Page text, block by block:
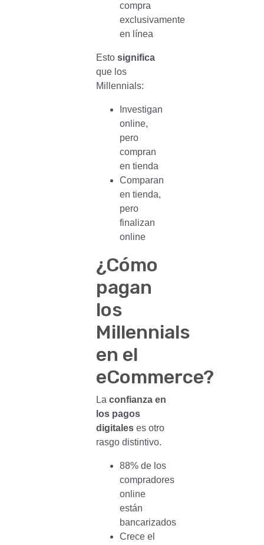
compra
exclusivamente
en línea
Esto significa
que los
Millennials:
Investigan
online,
pero
compran
en tienda
Comparan
en tienda,
pero
finalizan
online
¿Cómo
pagan
los
Millennials
en el
eCommerce?
La confianza en
los pagos
digitaleses otro
rasgo distintivo.
88% de los
compradores
online
están
bancarizados
Crece el